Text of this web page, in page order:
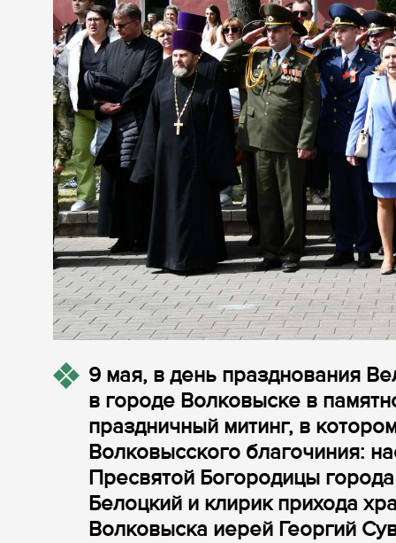
9 мая, в день празднования
в городе Волковыске в
праздничный митинг, в
Волковысского благочиния:
Пресвятой Богородицы
Белоцкий и клирик прихода
Волковыска иерей Георгий